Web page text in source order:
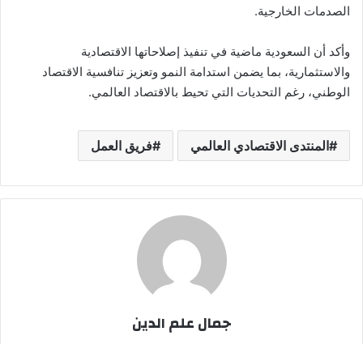
الصدمات الخارجية.
وأكد أن السعودية ماضية في تنفيذ إصلاحاتها الاقتصادية
والاستثمارية، بما يضمن استدامة النمو وتعزيز تنافسية الاقتصاد
الوطني، رغم التحديات التي تحيط بالاقتصاد العالمي.
المنتدى الاقتصادي العالمي فريق العمل
جمال علم الدين